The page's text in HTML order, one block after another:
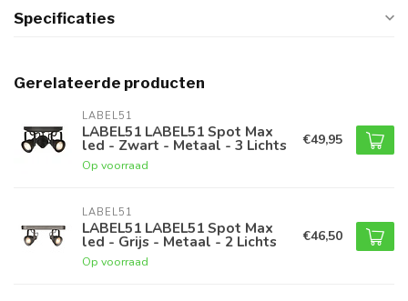
Specificaties
Gerelateerde producten
LABEL51
LABEL51 LABEL51 Spot Max
led - Zwart - Metaal - 3 Lichts
Op voorraad
€49,95
LABEL51
LABEL51 LABEL51 Spot Max
led - Grijs - Metaal - 2 Lichts
Op voorraad
€46,50